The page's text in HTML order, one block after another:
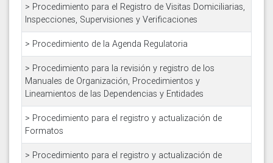
> Procedimiento para el Registro de Visitas Domiciliarias,
Inspecciones, Supervisiones y Verificaciones
> Procedimiento de la Agenda Regulatoria
> Procedimiento para la revisión y registro de los
Manuales de Organización, Procedimientos y
Lineamientos de las Dependencias y Entidades
> Procedimiento para el registro y actualización de
Formatos
> Procedimiento para el registro y actualización de